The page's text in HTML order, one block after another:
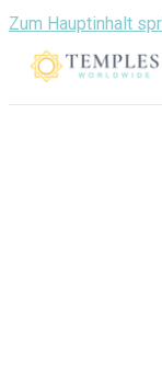
Zum Hauptinhalt